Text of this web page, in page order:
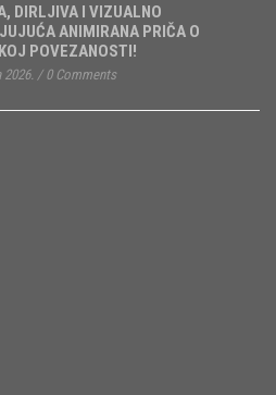
DIRLJIVA I VIZUALNO
ANIMIRANA PRIČA O
POVEZANOSTI!
/ 0 Comments